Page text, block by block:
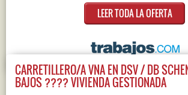
LEER TODA LA OFERTA
CARRETILLERO/A VNA EN DSV / DB
BAJOS ???? VIVIENDA GESTIONADA